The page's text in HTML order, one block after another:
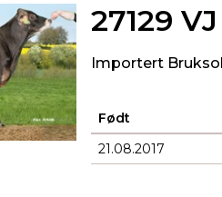
27129
Importert
Født
21.08.2017